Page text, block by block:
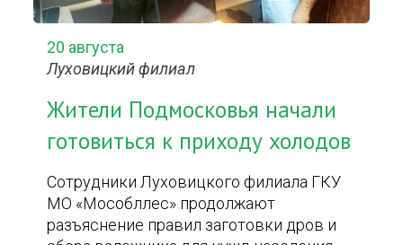
20 августа
Луховицкий филиал
Жители Подмосковья начали
готовиться к приходу холодов
Сотрудники Луховицкого филиала ГКУ
МО «Мособллес» продолжают
разъяснение правил заготовки дров и